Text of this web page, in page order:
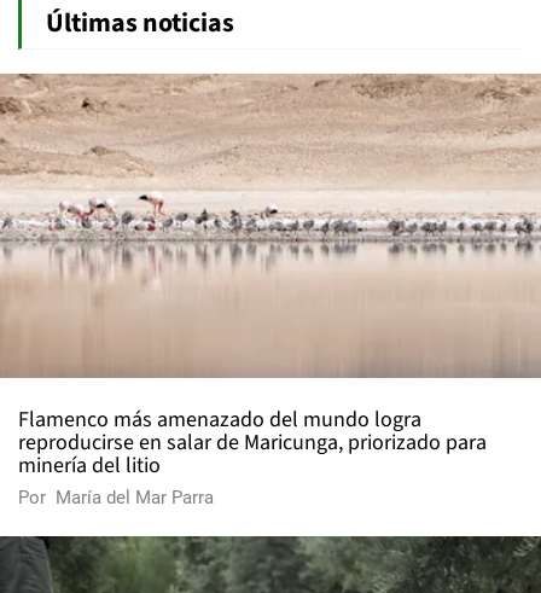
Últimas noticias
Flamenco más amenazado del mundo logra
reproducirse en salar de Maricunga, priorizado para
minería del litio
Por María del Mar Parra